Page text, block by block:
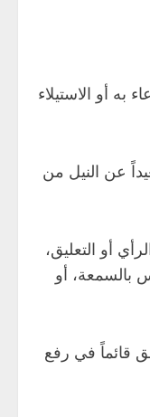
أو الاستيلاء
عن النيل من
أو التعليق،
بالسمعة، أو
قائماً في رفع